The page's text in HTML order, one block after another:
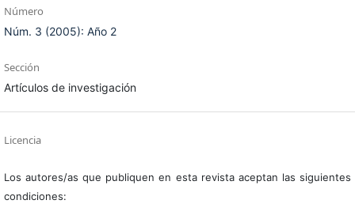
Número
Núm. 3 (2005): Año 2
Sección
Artículos de investigación
Licencia
Los autores/as que publiquen en esta revista aceptan las siguientes
condiciones: